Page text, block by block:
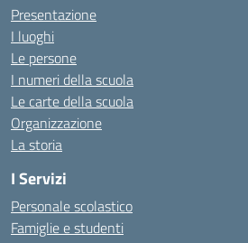
Presentazione
I luoghi
Le persone
I numeri della scuola
Le carte della scuola
Organizzazione
La storia
I Servizi
Personale scolastico
Famiglie e studenti